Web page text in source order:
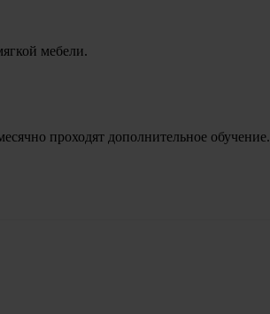
мебели.
проходят дополнительное обучение.